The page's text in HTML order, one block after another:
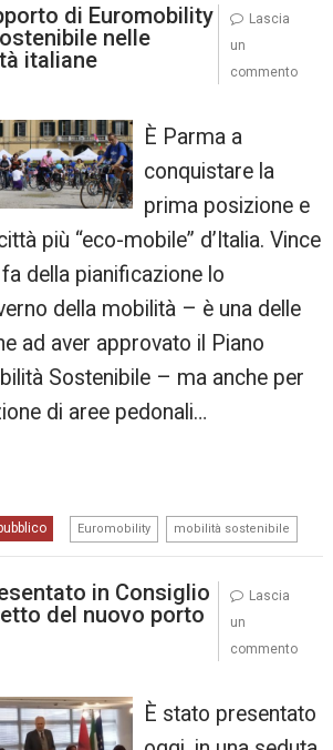
di Euromobility
nelle
italiane
È Parma a
conquistare la
prima posizione e
più “eco-mobile” d’Italia. Vince
della pianificazione lo
della mobilità – è una delle
ad aver approvato il Piano
Sostenibile – ma anche per
di aree pedonali…
Euromobility mobilità sostenibile
Lascia
un
commento
in Consiglio
del nuovo porto
È stato presentato
Lascia
un
commento